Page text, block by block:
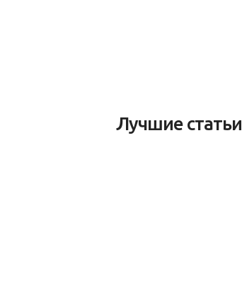
Лучшие статьи